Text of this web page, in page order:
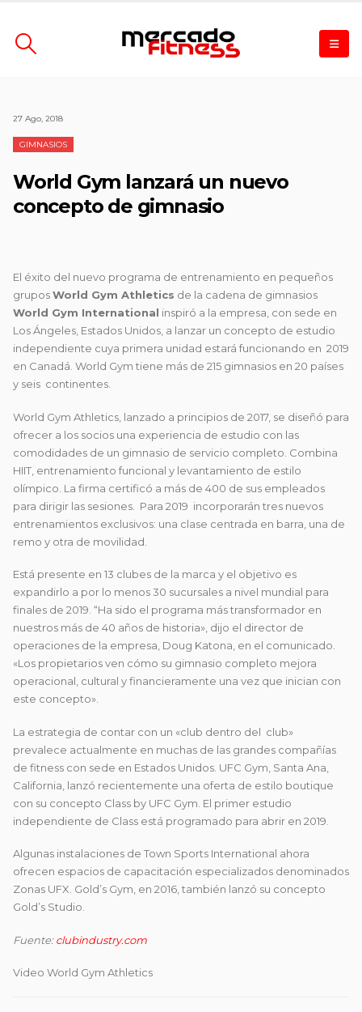
27 Ago, 2018
GIMNASIOS
World Gym lanzará un nuevo
concepto de gimnasio
El éxito del nuevo programa de entrenamiento en pequeños
gruposWorld Gym Athletics de la cadena de gimnasios
World Gym International inspiró a la empresa, con sede en
Los Ángeles, Estados Unidos, a lanzar un concepto de estudio
independiente cuya primera unidad estará funcionando en 2019
en Canadá. World Gym tiene más de 215 gimnasios en 20 países
y seis continentes.
World Gym Athletics, lanzado a principios de 2017, se diseñó para
ofrecer a los socios una experiencia de estudio con las
comodidades de un gimnasio de servicio completo. Combina
HIIT, entrenamiento funcional y levantamiento de estilo
olímpico. La firma certificó a más de 400 de sus empleados
para dirigir las sesiones. Para 2019 incorporarán tres nuevos
entrenamientos exclusivos: una clase centrada en barra, una de
remo y otra de movilidad.
Está presente en 13 clubes de la marca y el objetivo es
expandirlo a por lo menos 30 sucursales a nivel mundial para
finales de 2019. “Ha sido el programa más transformador en
nuestros más de 40 años de historia», dijo el director de
operaciones de la empresa, Doug Katona, en el comunicado.
«Los propietarios ven cómo su gimnasio completo mejora
operacional, cultural y financieramente una vez que inician con
este concepto».
La estrategia de contar con un «club dentro del club»
prevalece actualmente en muchas de las grandes compañías
de fitness con sede en Estados Unidos. UFC Gym, Santa Ana,
California, lanzó recientemente una oferta de estilo boutique
con su concepto Class by UFC Gym. El primer estudio
independiente de Class está programado para abrir en 2019.
Algunas instalaciones de Town Sports International ahora
ofrecen espacios de capacitación especializados denominados
Zonas UFX. Gold’s Gym, en 2016, también lanzó su concepto
Gold’s Studio.
Fuente:clubindustry.com
Video World Gym Athletics